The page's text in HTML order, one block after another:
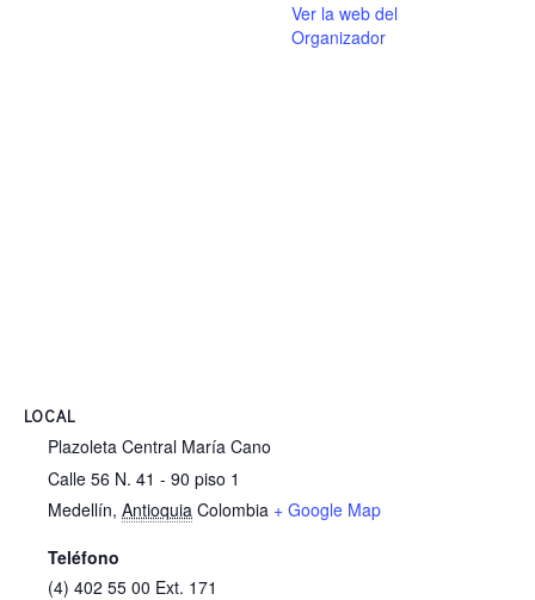
Ver la web del
Organizador
LOCAL
Plazoleta Central María Cano
Calle 56 N. 41 - 90 piso 1
Medellín, Antioquia Colombia + Google Map
Teléfono
(4) 402 55 00 Ext. 171